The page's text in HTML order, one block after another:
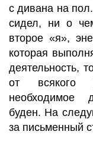
с дивана на
сидел, ни о
второе «я»,
которая
деятельность,
от всякого
необходимое
буден. На
за письменный